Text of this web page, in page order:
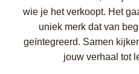
wie je het verkoopt. Het
uniek merk dat van
geïntegreerd. Samen
jouw verhaal tot